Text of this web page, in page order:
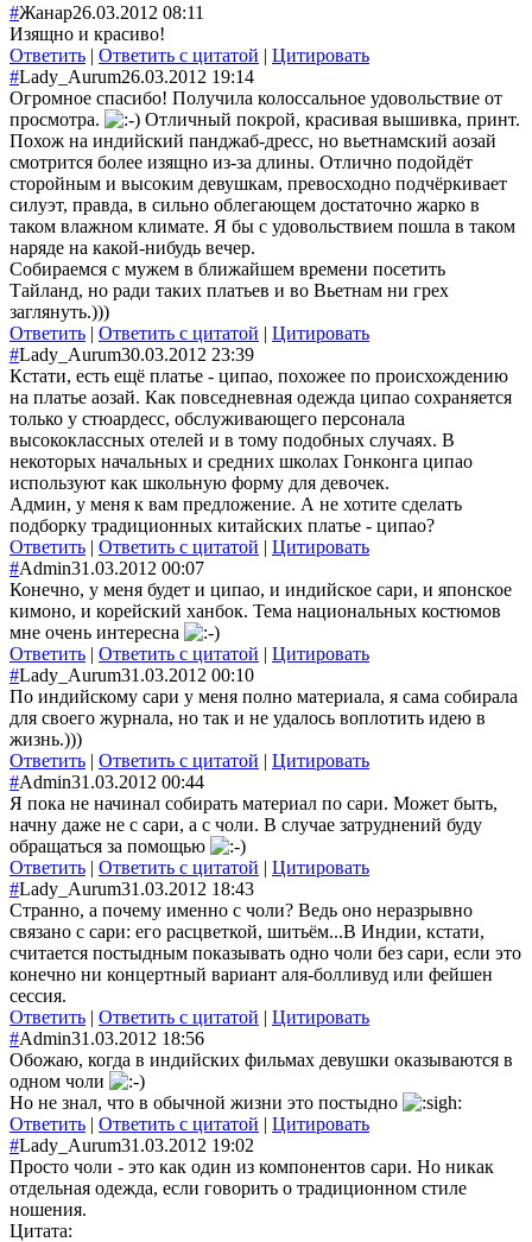
#Жанар26.03.2012 08:11
Изящно и красиво!
Ответить | Ответить с цитатой | Цитировать
#Lady_Aurum26.03.2012 19:14
Огромное спасибо! Получила колоссальное удовольствие от
просмотра.
Отличный покрой, красивая вышивка, принт.
Похож на индийский панджаб-дресс, но вьетнамский аозай
смотрится более изящно из-за длины. Отлично подойдёт
сторойным и высоким девушкам, превосходно подчёркивает
силуэт, правда, в сильно облегающем достаточно жарко в
таком влажном климате. Я бы с удовольствием пошла в таком
наряде на какой-нибудь вечер.
Собираемся с мужем в ближайшем времени посетить
Тайланд, но ради таких платьев и во Вьетнам ни грех
заглянуть.)))
Ответить | Ответить с цитатой | Цитировать
#Lady_Aurum30.03.2012 23:39
Кстати, есть ещё платье - ципао, похожее по происхождению
на платье аозай. Как повседневная одежда ципао сохраняется
только у стюардесс, обслуживающего персонала
высококлассных отелей и в тому подобных случаях. В
некоторых начальных и средних школах Гонконга ципао
используют как школьную форму для девочек.
Админ, у меня к вам предложение. А не хотите сделать
подборку традиционных китайских платье - ципао?
Ответить | Ответить с цитатой | Цитировать
#Admin31.03.2012 00:07
Конечно, у меня будет и ципао, и индийское сари, и японское
кимоно, и корейский ханбок. Тема национальных костюмов
мне очень интересна
Ответить | Ответить с цитатой | Цитировать
#Lady_Aurum31.03.2012 00:10
По индийскому сари у меня полно материала, я сама собирала
для своего журнала, но так и не удалось воплотить идею в
жизнь.)))
Ответить | Ответить с цитатой | Цитировать
#Admin31.03.2012 00:44
Я пока не начинал собирать материал по сари. Может быть,
начну даже не с сари, а с чоли. В случае затруднений буду
обращаться за помощью
Ответить | Ответить с цитатой | Цитировать
#Lady_Aurum31.03.2012 18:43
Странно, а почему именно с чоли? Ведь оно неразрывно
связано с сари: его расцветкой, шитьём...В Индии, кстати,
считается постыдным показывать одно чоли без сари, если это
конечно ни концертный вариант аля-болливуд или фейшен
сессия.
Ответить | Ответить с цитатой | Цитировать
#Admin31.03.2012 18:56
Обожаю, когда в индийских фильмах девушки оказываются в
одном чоли
Но не знал, что в обычной жизни это постыдно
Ответить | Ответить с цитатой | Цитировать
#Lady_Aurum31.03.2012 19:02
Просто чоли - это как один из компонентов сари. Но никак
отдельная одежда, если говорить о традиционном стиле
ношения.
Цитата: